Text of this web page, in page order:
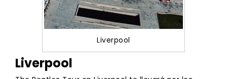
Liverpool
Liverpool